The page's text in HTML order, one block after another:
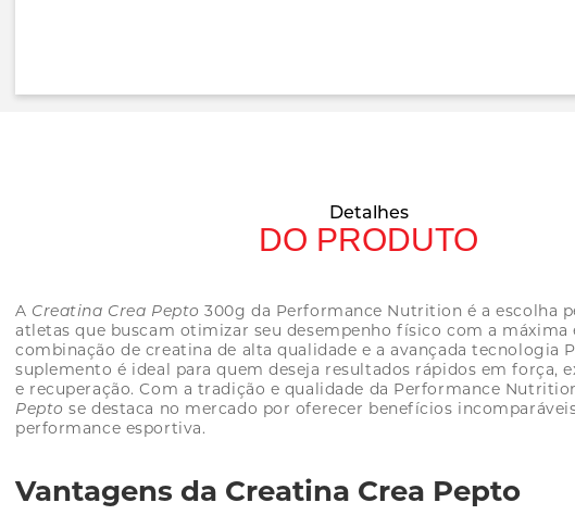
Detalhes
DO PRODUTO
A Creatina Crea Pepto 300g da Performance Nutrition é a escolha
atletas que buscam otimizar seu desempenho físico com a máxima
combinação de creatina de alta qualidade e a avançada tecnologia
suplemento é ideal para quem deseja resultados rápidos em força,
e recuperação. Com a tradição e qualidade da Performance
Pepto se destaca no mercado por oferecer benefícios
performance esportiva.
Vantagens da Creatina Crea Pepto